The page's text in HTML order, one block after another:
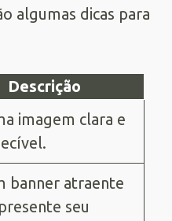
algumas dicas para
Descrição
imagem clara e
banner atraente
seu